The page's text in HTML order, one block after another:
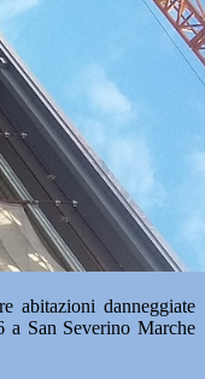
danneggiate
a San Severino Marche